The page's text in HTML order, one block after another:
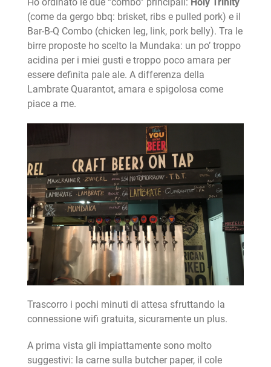
(come da gergo bbq: brisket, ribs e pulled pork) e il
Bar-B-Q Combo (chicken leg, link, pork belly). Tra le
birre proposte ho scelto la Mundaka: un po’ troppo
acidina per i miei gusti e troppo poco amara per
essere definita pale ale. A differenza della
Lambrate Quarantot, amara e spigolosa come
piace a me.
Trascorro i pochi minuti di attesa sfruttando la
connessione wifi gratuita, sicuramente un plus.
A prima vista gli impiattamente sono molto
suggestivi: la carne sulla butcher paper, il cole